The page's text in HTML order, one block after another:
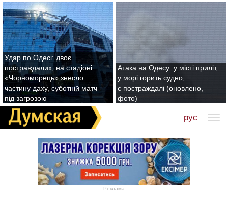
Удар по Одесі: двоє
постраждалих, на стадіоні
«Чорноморець» знесло
частину даху, суботній матч
під загрозою
Атака на Одесу: у місті приліт,
у морі горить судно,
є постраждалі (оновлено,
фото)
рус
Реклама